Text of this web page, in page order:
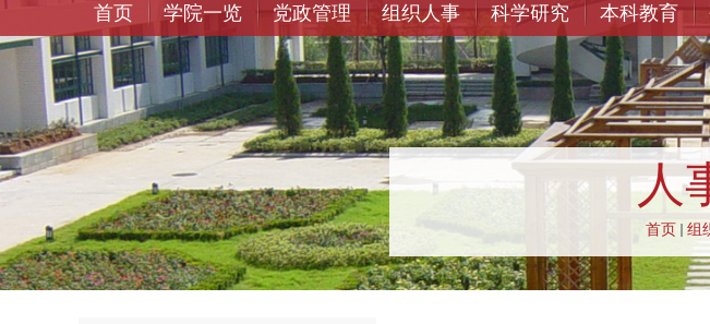
首页 学院一览 党政管理 组织人事 科学研究 本科教育
人
首页 组